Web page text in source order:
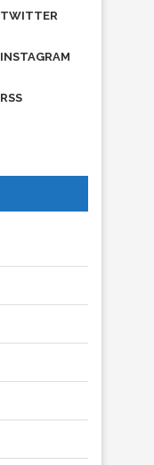
TWITTER
INSTAGRAM
RSS